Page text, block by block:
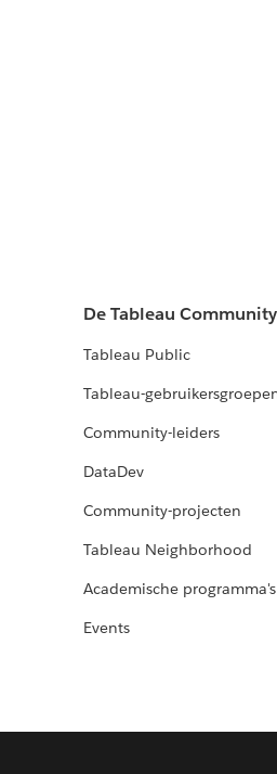
De Tableau Community
Tableau Public
Tableau-
Community-leiders
DataDev
Community-projecten
Tableau Neighborhood
Academische programma's
Events